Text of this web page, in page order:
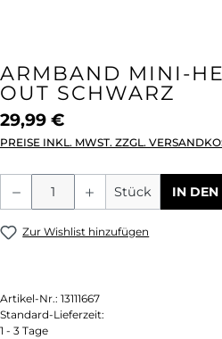
ARMBAND MINI-
OUT SCHWARZ
29,99 €
PREISE INKL. MWST. ZZGL.
Produkt Anzahl: Gib
Stück IN DEN
Zur Wishlist hinzufügen
Artikel-Nr.: 13111667
Standard-Lieferzeit:
1 - 3 Tage